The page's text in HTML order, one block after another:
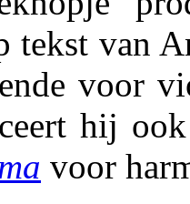
tekst van
voor
hij
voor